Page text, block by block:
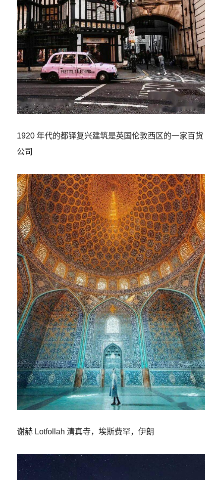
1920 年代的都铎复兴建筑是英国伦敦西区的一家百货
公司
谢赫 Lotfollah 清真寺，埃斯费罕，伊朗